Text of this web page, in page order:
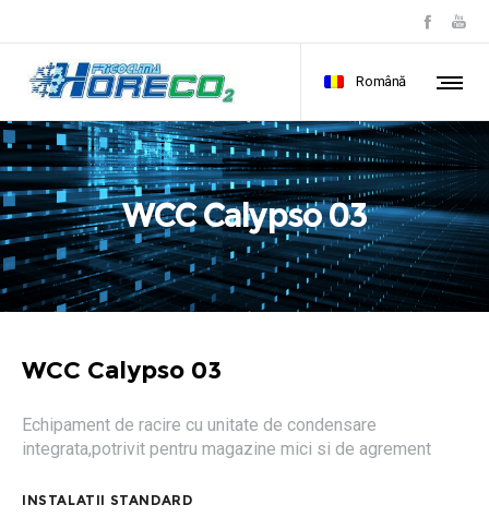
Română
WCC Calypso 03
WCC Calypso 03
Echipament de racire cu unitate de condensare
integrata,potrivit pentru magazine mici si de agrement
INSTALATII STANDARD